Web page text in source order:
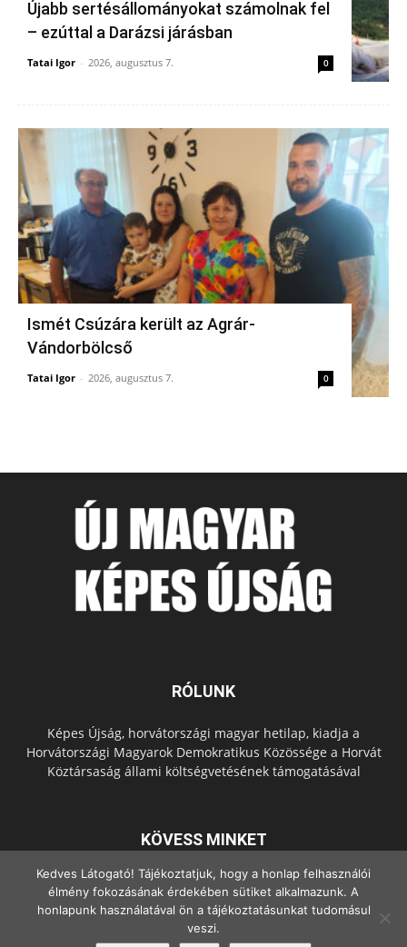
Újabb sertésállományokat számolnak fel
– ezúttal a Darázsi járásban
Tatai Igor - 2026, augusztus 7. 0
Ismét Csúzára került az Agrár-
Vándorbölcső
Tatai Igor - 2026, augusztus 7. 0
RÓLUNK
Képes Újság, horvátországi magyar hetilap, kiadja a
Horvátországi Magyarok Demokratikus Közössége a Horvát
Köztársaság állami költségvetésének támogatásával
KÖVESS MINKET
Kedves Látogató! Tájékoztatjuk, hogy a honlap felhasználói
élmény fokozásának érdekében sütiket alkalmazunk. A
honlapunk használatával ön a tájékoztatásunkat tudomásul
veszi.